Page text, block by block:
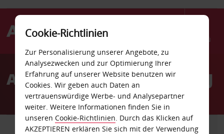
Menü
AvisAutovermietung Wayne NJ
FAHRZEUG TRANSPORTER
Cookie-Richtlinien
Zur Personalisierung unserer Angebote, zu
Analysezwecken und zur Optimierung Ihrer
Erfahrung auf unserer Website benutzen wir
Cookies. Wir geben auch Daten an
vertrauenswürdige Werbe- und Analysepartner
weiter. Weitere Informationen finden Sie in
unseren Cookie-Richtlinien. Durch das Klicken auf
AKZEPTIEREN erklären Sie sich mit der Verwendung